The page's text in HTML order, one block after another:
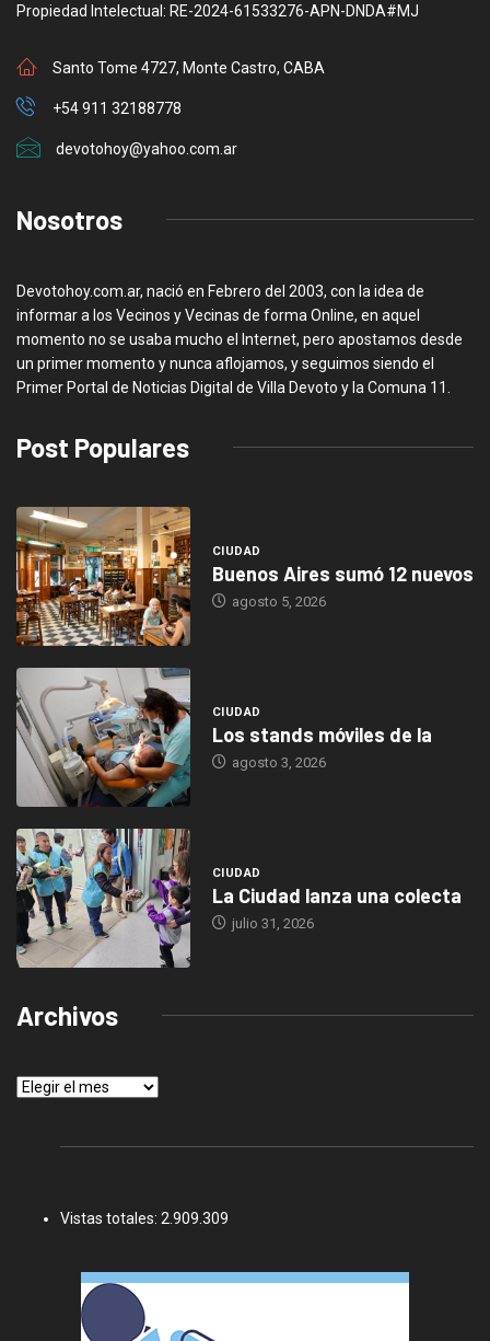
Propiedad Intelectual: RE-2024-61533276-APN-DNDA#MJ
Santo Tome 4727, Monte Castro, CABA
+54 911 32188778
devotohoy@yahoo.com.ar
Nosotros
Devotohoy.com.ar, nació en Febrero del 2003, con la idea de
informar a los Vecinos y Vecinas de forma Online, en aquel
momento no se usaba mucho el Internet, pero apostamos desde
un primer momento y nunca aflojamos, y seguimos siendo el
Primer Portal de Noticias Digital de Villa Devoto y la Comuna 11.
Post Populares
CIUDAD
Buenos Aires sumó 12 nuevos
agosto 5, 2026
CIUDAD
Los stands móviles de la
agosto 3, 2026
CIUDAD
La Ciudad lanza una colecta
julio 31, 2026
Archivos
Archivos
Vistas totales: 2.909.309